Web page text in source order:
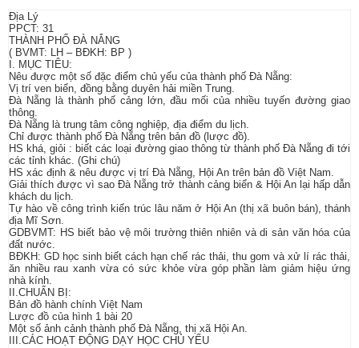
Địa Lý
PPCT: 31
THÀNH PHỐ ĐÀ NẴNG
( BVMT: LH – BĐKH: BP )
I. MỤC TIÊU:
Nêu được một số đặc điểm chủ yếu của thành phố Đà Nẵng:
Vị trí ven biển, đồng bằng duyên hải miền Trung.
Đà Nẵng là thành phố cảng lớn, đầu mối của nhiều tuyến đường giao
thông.
Đà Nẵng là trung tâm công nghiệp, địa điểm du lịch.
Chỉ được thành phố Đà Nẵng trên bản đồ (lược đồ).
HS khá, giỏi : biết các loại đường giao thông từ thành phố Đà Nẵng đi tới
các tỉnh khác. (Ghi chú)
HS xác định & nêu được vị trí Đà Nẵng, Hội An trên bản đồ Việt Nam.
Giải thích được vì sao Đà Nẵng trở thành cảng biển & Hội An lại hấp dẫn
khách du lịch.
Tự hào về công trình kiến trúc lâu năm ở Hội An (thị xã buôn bán), thánh
địa Mĩ Sơn.
GDBVMT: HS biết bảo vệ môi trường thiên nhiên và di sản văn hóa của
đất nước.
BĐKH: GD học sinh biết cách hạn chế rác thải, thu gom và xử lí rác thải,
ăn nhiều rau xanh vừa có sức khỏe vừa góp phần làm giảm hiệu ứng
nhà kính.
II.CHUẨN BỊ:
Bản đồ hành chính Việt Nam
Lược đồ của hình 1 bài 20
Một số ảnh cảnh thành phố Đà Nẵng, thị xã Hội An.
III.CÁC HOẠT ĐỘNG DẠY HỌC CHỦ YẾU